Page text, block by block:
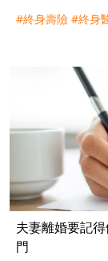
#終身壽險 #終身
夫妻離婚要記
門